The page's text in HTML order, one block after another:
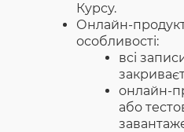
Курсу.
Онлайн-
особливості:
всі
онлайн-
або